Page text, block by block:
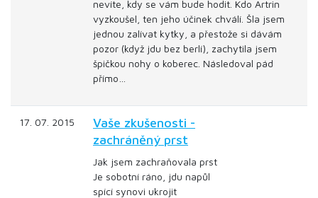
nevíte, kdy se vám bude hodit. Kdo Artrin
vyzkoušel, ten jeho účinek chválí. Šla jsem
jednou zalívat kytky, a přestože si dávám
pozor (když jdu bez berlí), zachytila jsem
špičkou nohy o koberec. Následoval pád
přímo…
17. 07. 2015
Vaše zkušenosti -
zachráněný prst
Jak jsem zachraňovala prst
Je sobotní ráno, jdu napůl
spící synovi ukrojit